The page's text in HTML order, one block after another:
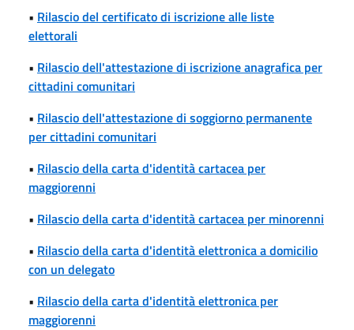
• Rilascio del certificato di iscrizione alle liste
elettorali
• Rilascio dell'attestazione di iscrizione anagrafica per
cittadini comunitari
• Rilascio dell'attestazione di soggiorno permanente
per cittadini comunitari
• Rilascio della carta d'identità cartacea per
maggiorenni
• Rilascio della carta d'identità cartacea per minorenni
• Rilascio della carta d'identità elettronica a domicilio
con un delegato
• Rilascio della carta d'identità elettronica per
maggiorenni